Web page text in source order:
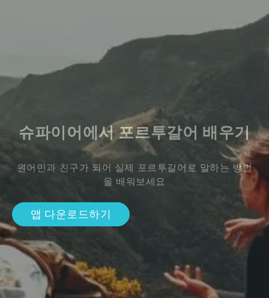
슈파이어에서 포르투갈어 배우기
원어민과 친구가 되어 실제 포르투갈어로 말하는 방법
을 배워보세요
앱 다운로드하기